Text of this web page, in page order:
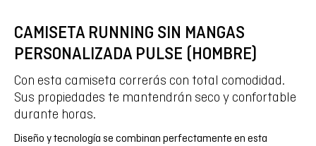
CAMISETA RUNNING SIN MANGAS
PERSONALIZADA PULSE (HOMBRE)
Con esta camiseta correrás con total comodidad.
Sus propiedades te mantendrán seco y confortable
durante horas.
Diseño y tecnología se combinan perfectamente en esta